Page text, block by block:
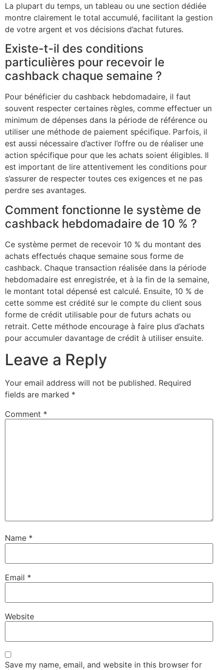
La plupart du temps, un tableau ou une section dédiée
montre clairement le total accumulé, facilitant la gestion
de votre argent et vos décisions d’achat futures.
Existe-t-il des conditions
particulières pour recevoir le
cashback chaque semaine ?
Pour bénéficier du cashback hebdomadaire, il faut
souvent respecter certaines règles, comme effectuer un
minimum de dépenses dans la période de référence ou
utiliser une méthode de paiement spécifique. Parfois, il
est aussi nécessaire d’activer l’offre ou de réaliser une
action spécifique pour que les achats soient éligibles. Il
est important de lire attentivement les conditions pour
s’assurer de respecter toutes ces exigences et ne pas
perdre ses avantages.
Comment fonctionne le système de
cashback hebdomadaire de 10 % ?
Ce système permet de recevoir 10 % du montant des
achats effectués chaque semaine sous forme de
cashback. Chaque transaction réalisée dans la période
hebdomadaire est enregistrée, et à la fin de la semaine,
le montant total dépensé est calculé. Ensuite, 10 % de
cette somme est crédité sur le compte du client sous
forme de crédit utilisable pour de futurs achats ou
retrait. Cette méthode encourage à faire plus d’achats
pour accumuler davantage de crédit à utiliser ensuite.
Leave a Reply
Your email address will not be published. Required
fields are marked *
Comment *
Name *
Email *
Website
Save my name, email, and website in this browser for